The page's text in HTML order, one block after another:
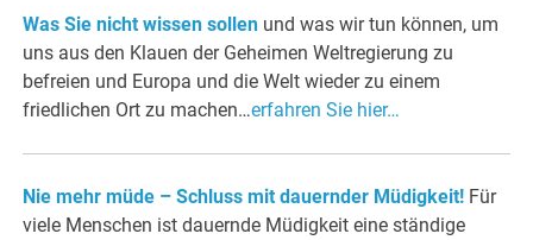
Was Sie nicht wissen sollen und was wir tun können, um
uns aus den Klauen der Geheimen Weltregierung zu
befreien und Europa und die Welt wieder zu einem
friedlichen Ort zu machen…erfahren Sie hier…
Nie mehr müde – Schluss mit dauernder Müdigkeit! Für
viele Menschen ist dauernde Müdigkeit eine ständige